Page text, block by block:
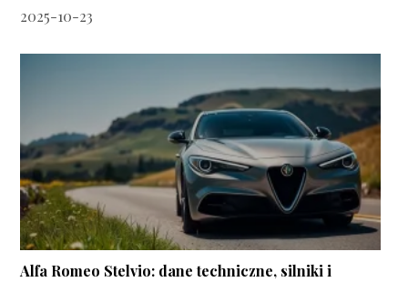
2025-10-23
Alfa Romeo Stelvio: dane techniczne, silniki i